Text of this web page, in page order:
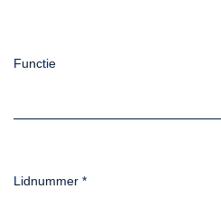
Functie
Lidnummer *